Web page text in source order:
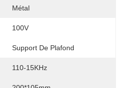
Métal
100V
Support De Plafond
110-15KHz